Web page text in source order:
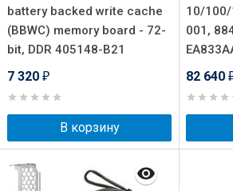
battery backed write cache
(BBWC) memory board - 72-
bit, DDR 405148-B21
7 320 ₽
В корзину
10/100/
001,
82 640